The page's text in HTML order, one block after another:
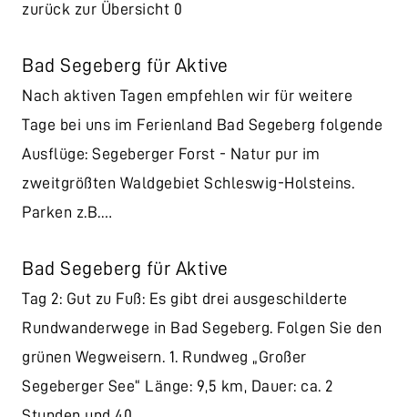
zurück zur Übersicht 0
Bad Segeberg für Aktive
Nach aktiven Tagen empfehlen wir für weitere
Tage bei uns im Ferienland Bad Segeberg folgende
Ausflüge: Segeberger Forst - Natur pur im
zweitgrößten Waldgebiet Schleswig-Holsteins.
Parken z.B.…
Bad Segeberg für Aktive
Tag 2: Gut zu Fuß: Es gibt drei ausgeschilderte
Rundwanderwege in Bad Segeberg. Folgen Sie den
grünen Wegweisern. 1. Rundweg „Großer
Segeberger See“ Länge: 9,5 km, Dauer: ca. 2